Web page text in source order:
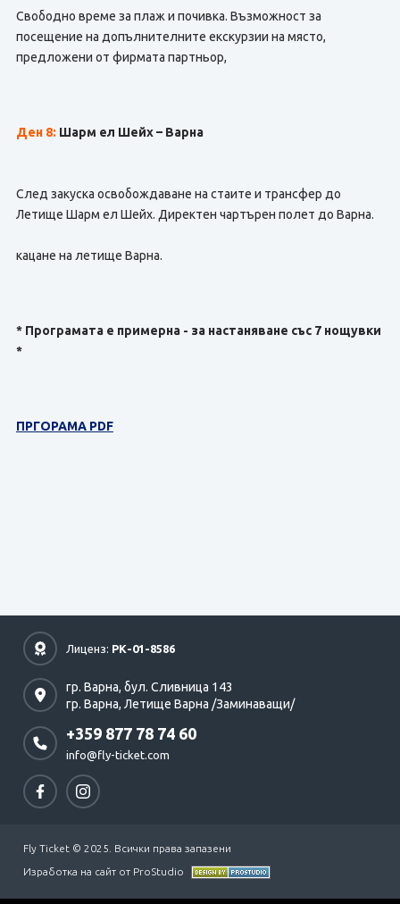
Свободно време за плаж и почивка. Възможност за
посещение на допълнителните екскурзии на място,
предложени от фирмата партньор,
Ден 8: Шарм ел Шейх – Варна
След закуска освобождаване на стаите и трансфер до
Летище Шарм ел Шейх. Директен чартърен полет до Варна.
кацане на летище Варна.
* Програмата е примерна - за настаняване със 7 нощувки
*
ПРГОРАМА PDF
Лиценз: РК-01-8586
гр. Варна, бул. Сливница 143
гр. Варна, Летище Варна /Заминаващи/
+359 877 78 74 60
info@fly-ticket.com
Fly Ticket © 2025. Всички права запазени
Изработка на сайт от ProStudio